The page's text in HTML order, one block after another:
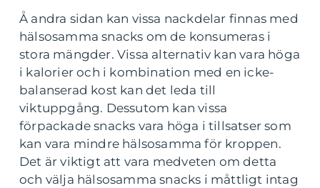
Å andra sidan kan vissa nackdelar finnas med
hälsosamma snacks om de konsumeras i
stora mängder. Vissa alternativ kan vara höga
i kalorier och i kombination med en icke-
balanserad kost kan det leda till
viktuppgång. Dessutom kan vissa
förpackade snacks vara höga i tillsatser som
kan vara mindre hälsosamma för kroppen.
Det är viktigt att vara medveten om detta
och välja hälsosamma snacks i måttligt intag